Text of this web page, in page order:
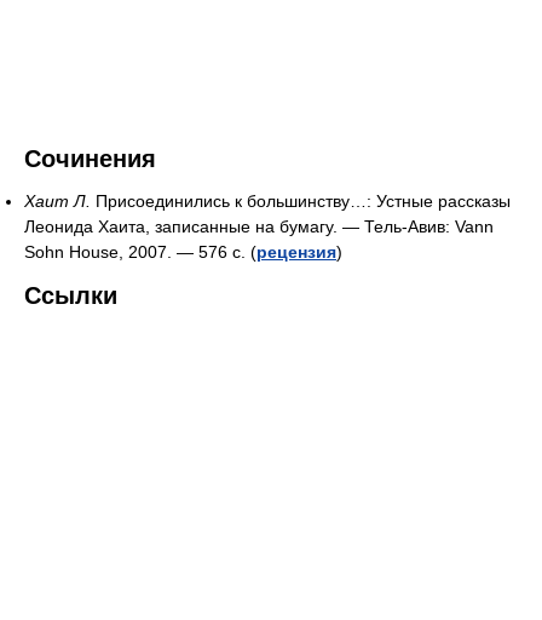
Сочинения
Хаит Л. Присоединились к большинству…: Устные рассказы
Леонида Хаита, записанные на бумагу. — Тель-Авив: Vann
Sohn House, 2007. — 576 с. (рецензия)
Ссылки